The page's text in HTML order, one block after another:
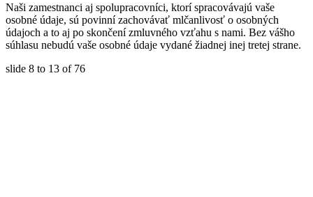
Naši zamestnanci aj spolupracovníci, ktorí spracovávajú vaše
osobné údaje, sú povinní zachovávať mlčanlivosť o osobných
údajoch a to aj po skončení zmluvného vzťahu s nami. Bez vášho
súhlasu nebudú vaše osobné údaje vydané žiadnej inej tretej strane.
slide 8 to 13 of 76